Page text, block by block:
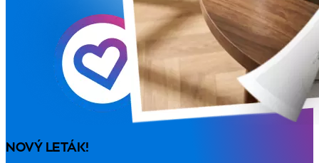
NOVÝ LETÁK!